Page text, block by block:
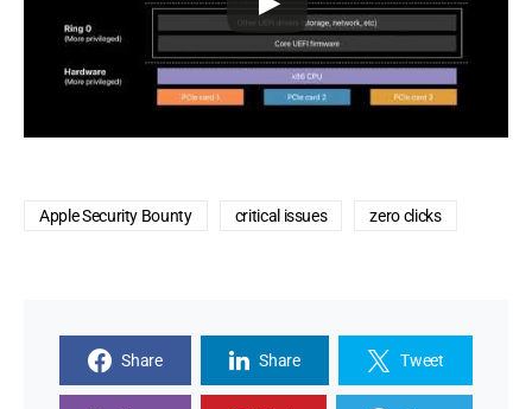
Apple Security Bounty critical issues zero clicks
Share Share Tweet